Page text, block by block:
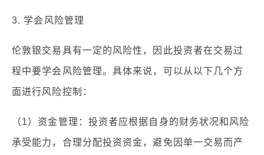
3. 学会风险管理
伦敦银交易具有一定的风险性，因此投资者在交易过
程中要学会风险管理。具体来说，可以从以下几个方
面进行风险控制：
（1）资金管理：投资者应根据自身的财务状况和风险
承受能力，合理分配投资资金，避免因单一交易而产